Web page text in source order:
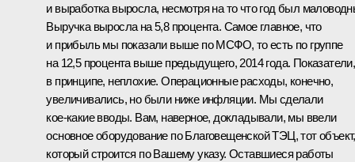
и выработка выросла, несмотря на то что год был
Выручка выросла на 5,8 процента. Самое главное, что
и прибыль мы показали выше по МСФО, то есть по группе
на 12,5 процента выше предыдущего, 2014 года. Показатели,
в принципе, неплохие. Операционные расходы, конечно,
увеличивались, но были ниже инфляции. Мы сделали
кое‑какие вводы. Вам, наверное, докладывали, мы ввели
основное оборудование по Благовещенской ТЭЦ, тот объект,
который строится по Вашему указу. Оставшиеся работы